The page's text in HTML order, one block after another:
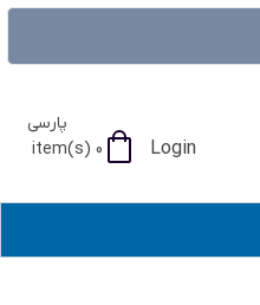
پارسی
Login
0
item(s)